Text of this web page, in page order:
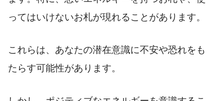
ってはいけないお札が現れることがあります。
これらは、あなたの潜在意識に不安や恐れをも
たらす可能性があります。